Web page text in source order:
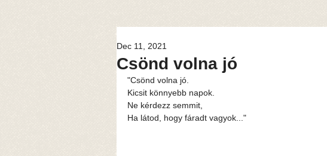
Csönd volna jó
Dec 11, 2021
"Csönd volna jó.
Kicsit könnyebb napok.
Ne kérdezz semmit,
Ha látod, hogy fáradt vagyok..."